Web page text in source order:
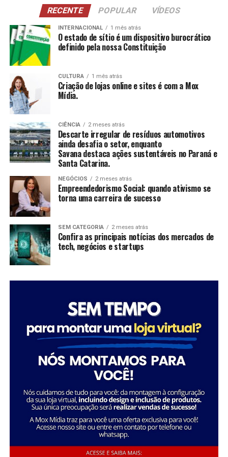
A Savana integra o Grupo Águia Branca e é especializada
na comercialização de caminhões e veículos comerciais
da Mercedes-Benz. Com forte presença nos setores de
transporte e logística, oferece um portfólio completo
de veículos, peças e serviços de oficina. Além disso,
disponibiliza soluções em pneus e recapagem,
garantindo performance e eficiência para os clientes do
segmento de transporte de cargas.
FONTE: A Savana integra o Grupo Águia Branca
NCI: Atividades para pessoas com 60 anos ou
mais, estimulando a construção e reconstrução de
suas histórias e vivências.
CCAS
: Ambiente de convivência para crianças e
adolescentes, abrangendo desde jogos até cultura
SAICA: Trabalho de cuidado, orientação e proteção
integral a crianças e adolescentes em situação de
CEIS
: Garantia de um ambiente seguro e desafiador
para o desenvolvimento infantil.
Conclusão
O empreendedorismo social, impulsionado por líderes
como Tatiana Souza, demonstra que ativismo pode, sim,
ser uma carreira de sucesso. As mulheres no comando
dessas organizações não apenas promovem mudanças
significativas em suas comunidades, mas também
inspiram futuras gerações a seguir seus passos,
mostrando que é possível transformar a sociedade
feminina no setor social: “Acredito que quando as
mulheres assumem a liderança, trazem consigo uma
perspectiva única e essencial que promove a inclusão e o
desenvolvimento sustentável. Meu objetivo é continuar
inspirando e capacitando outras mulheres a seguirem
esse caminho, transformando ainda mais vidas e
Essa trajetória exemplifica como o ativismo e o
empreendedorismo social podem convergir para criar
uma carreira gratificante e de grande impacto social.
Sobre o Instituto Macedônia
RECENTE POPULAR VÍDEOS
INTERNACIONAL 1 mês atrás
O estado de sítio é um dispositivo burocrático
definido pela nossa Constituição
CULTURA 1 mês atrás
Criação de lojas online e sites é com a Mox
Mídia.
CIÊNCIA 2 meses atrás
Descarte irregular de resíduos automotivos
ainda desafia o setor, enquanto
Savana destaca ações sustentáveis no Paraná e
Santa Catarina.
NEGÓCIOS 2 meses atrás
Empreendedorismo Social: quando ativismo se
torna uma carreira de sucesso
SEM CATEGORIA 2 meses atrás
Confira as principais notícias dos mercados de
tech, negócios e startups